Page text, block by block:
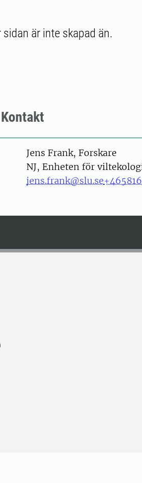
sidan är inte skapad än.
Kontakt
PersonJens Frank, Forskare
NJ, Enheten för
jens.frank@slu.se